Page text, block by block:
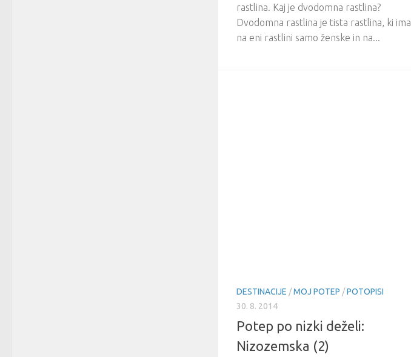
rastlina. Kaj je dvodomna rastlina?
Dvodomna rastlina je tista rastlina, ki ima
na eni rastlini samo ženske in na...
DESTINACIJE /MOJ POTEP /POTOPISI
30. 8. 2014
Potep po nizki deželi:
Nizozemska (2)